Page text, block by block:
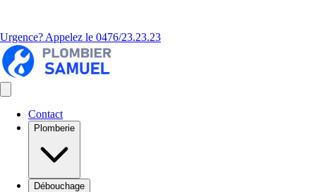
Urgence? Appelez le 0476/23.23.23
Contact
Plomberie
Débouchage